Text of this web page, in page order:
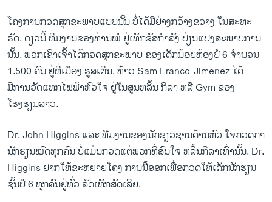
ໂຄງການກວດສຸກຂະພາບແບບນັ້ນ ບໍ່ໄດ້ມີຢ່າງກວ້າງຂວາງ ໃນສະຫະ
ຣັດ. ດຽວນີ້ ທີມງານຂອງທ່ານໝໍ ຢູ່ເທັກຊັສກໍາລັງ ປ່ຽນແປງສະພາບການ
ນັ້ນ. ພວກເຂົາເຈົ້າໄດ້ກວດສຸກຂະພາບ ຂອງເດັກນ້ອຍຫ້ອງປໍ 6 ຈຳນວນ
1.500 ຄົນ ຢູ່ທີ່​ເມືອງ ຮູສເຕິນ. ທ້າວ Sam Franco-Jimenez ໄດ້
ມີການວັດແທກໄຟຟ້າຫົວໃຈ ຢູ່ໃນສູນຫລິ້ນ ກິລາ ຫລື Gym ຂອງ
ໂຮງຮຽນລາວ.
Dr. John Higgins ແລະ ທີມງານຂອງນັກຊຽວຊານດ້ານຫົວ ໃຈກວດກາ
ນັກຮຽນໝົດທຸກຄົນ ບໍ່ແມ່ນກວດແຕ່ພວກທີ່ສົນໃຈ ຫລິ້ນກິລາເທົ່ານັ້ນ. Dr.
Higgins ຢາກໃຫ້ຂະຫຍາຍໂຄງ ການນີ້ອອກເພື່ອກວດໃຫ້ເດັກນັກຮຽນ
ຊັ້ນປໍ 6 ທຸກຄົນຢູ່ທົ່ວ ລັດເທັກສັດເລີຍ.